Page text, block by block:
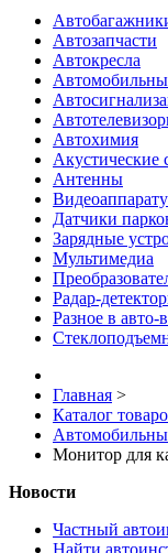
Автозапчасти
Автокресла
Автохимия
Акустические
Антенны
Датчики
Зарядные
Мультимедиа
Радар-
Разное в авто-
Главная >
Каталог
Монитор для
Новости
Частный
Найти